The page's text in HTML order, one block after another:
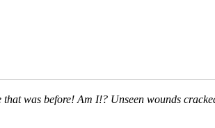
was before! Am I!? Unseen wounds